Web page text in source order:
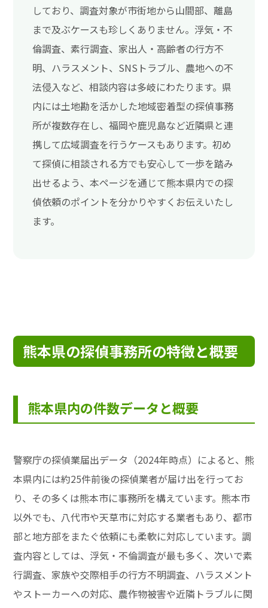
しており、調査対象が市街地から山間部、離島
まで及ぶケースも珍しくありません。浮気・不
倫調査、素行調査、家出人・高齢者の行方不
明、ハラスメント、SNSトラブル、農地への不
法侵入など、相談内容は多岐にわたります。県
内には土地勘を活かした地域密着型の探偵事務
所が複数存在し、福岡や鹿児島など近隣県と連
携して広域調査を行うケースもあります。初め
て探偵に相談される方でも安心して一歩を踏み
出せるよう、本ページを通じて熊本県内での探
偵依頼のポイントを分かりやすくお伝えいたし
ます。
熊本県の探偵事務所の特徴と概要
熊本県内の件数データと概要
警察庁の探偵業届出データ（2024年時点）によると、熊
本県内には約25件前後の探偵業者が届け出を行ってお
り、その多くは熊本市に事務所を構えています。熊本市
以外でも、八代市や天草市に対応する業者もあり、都市
部と地方部をまたぐ依頼にも柔軟に対応しています。調
査内容としては、浮気・不倫調査が最も多く、次いで素
行調査、家族や交際相手の行方不明調査、ハラスメント
やストーカーへの対応、農作物被害や近隣トラブルに関